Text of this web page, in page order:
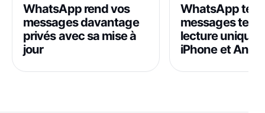
WhatsApp rend vos
messages davantage
privés avec sa mise à
jour
WhatsApp
messages
lecture unique
iPhone et